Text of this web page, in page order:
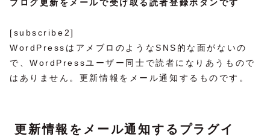
ブログ更新をメールで受け取る読者登録ボタンです
[subscribe2]
WordPressはアメブロのようなSNS的な面がないの
で、WordPressユーザー同士で読者になりあうもので
はありません。更新情報をメール通知するものです。
更新情報をメール通知するプラグイ